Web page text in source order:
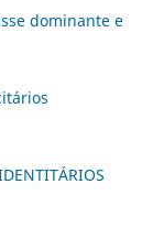
dominante e